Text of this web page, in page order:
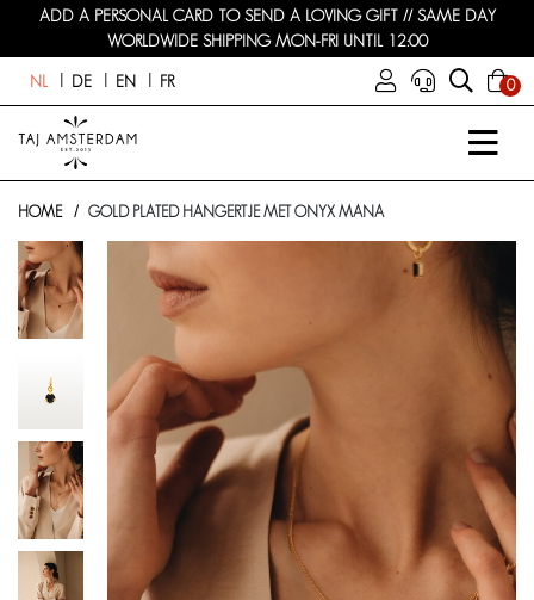
ADD A PERSONAL CARD TO SEND A LOVING GIFT // SAME DAY
WORLDWIDE SHIPPING MON-FRI UNTIL 12:00
NL DE EN FR 0
HOME GOLD PLATED HANGERTJE MET ONYX MANA